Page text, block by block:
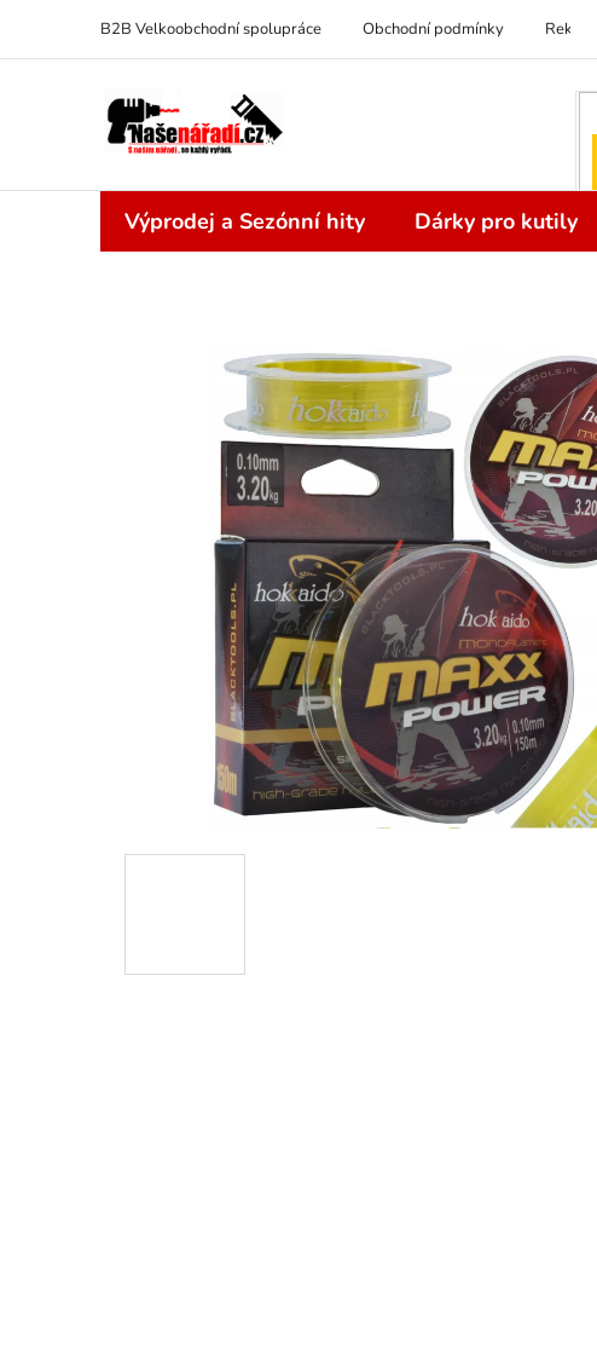
obsah
B2B Velkoobchodní spolupráce Obchodní podmínky
Výprodej a Sezónní hity Dárky pro kutily